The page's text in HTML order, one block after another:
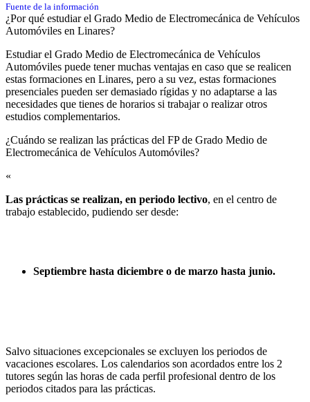
Fuente de la información
¿Por qué estudiar el Grado Medio de Electromecánica de Vehículos
Automóviles en Linares?
Estudiar el Grado Medio de Electromecánica de Vehículos
Automóviles puede tener muchas ventajas en caso que se realicen
estas formaciones en Linares, pero a su vez, estas formaciones
presenciales pueden ser demasiado rígidas y no adaptarse a las
necesidades que tienes de horarios si trabajar o realizar otros
estudios complementarios.
¿Cuándo se realizan las prácticas del FP de Grado Medio de
Electromecánica de Vehículos Automóviles?​
«
Las prácticas se realizan, en periodo lectivo, en el centro de
trabajo establecido, pudiendo ser desde:
Septiembre hasta diciembre o de marzo hasta junio.
Salvo situaciones excepcionales se excluyen los periodos de
vacaciones escolares. Los calendarios son acordados entre los 2
tutores según las horas de cada perfil profesional dentro de los
periodos citados para las prácticas.